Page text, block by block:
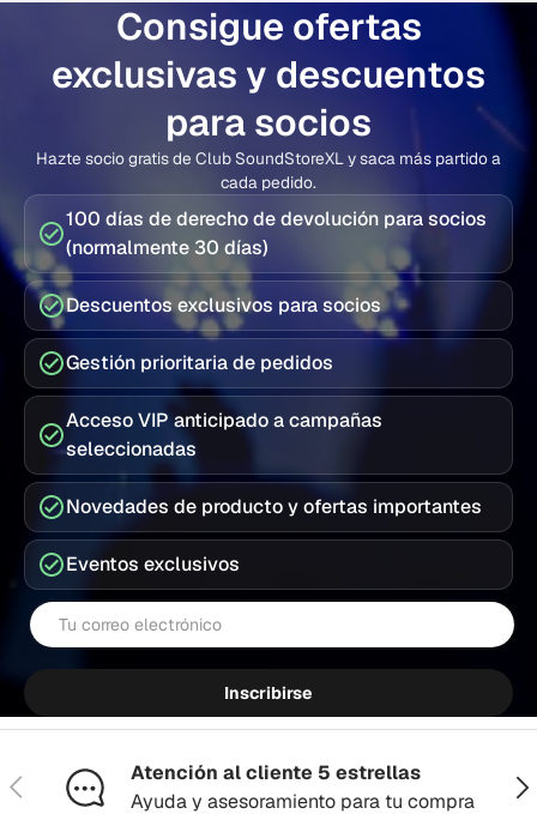
Consigue ofertas
exclusivas y descuentos
para socios
Hazte socio gratis de Club SoundStoreXL y saca más partido a
cada pedido.
100 días de derecho de devolución para socios
(normalmente 30 días)
Descuentos exclusivos para socios
Gestión prioritaria de pedidos
Acceso VIP anticipado a campañas
seleccionadas
Novedades de producto y ofertas importantes
Eventos exclusivos
Correo electrónico
Inscribirse
Anterior
Atención al cliente 5 estrellas
Ayuda y asesoramiento para tu compra